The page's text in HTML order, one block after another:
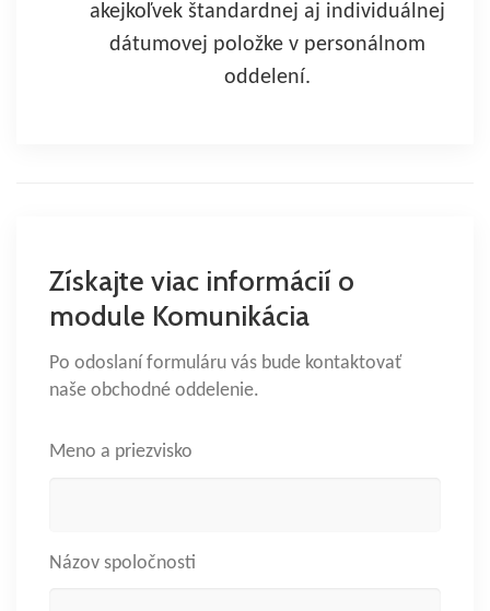
akejkoľvek štandardnej aj individuálnej
dátumovej položke v personálnom
oddelení.
Získajte viac informácií o
module Komunikácia
Po odoslaní formuláru vás bude kontaktovať
naše obchodné oddelenie.
Meno a priezvisko
Názov spoločnosti